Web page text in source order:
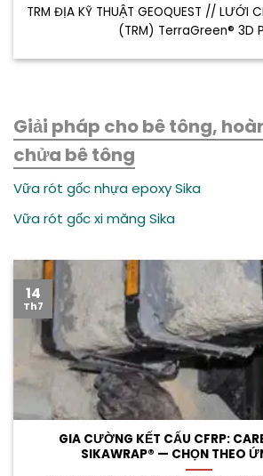
TRM ĐỊA KỸ THUẬT GEOQUEST // LƯỚI
(TRM) TerraGreen® 3D
Giải pháp cho bê tông,
chửa bê tông
Vữa rót gốc nhựa epoxy Sika
Vữa rót gốc xi măng Sika
GIA CƯỜNG KẾT CẤU CFRP:
SIKAWRAP® — CHỌN THEO
14
Th7